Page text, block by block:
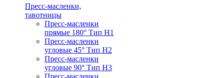
Пресс-масленки,
тавотницы
Пресс-масленки
прямые 180° Тип H1
Пресс-масленки
угловые 45° Тип H2
Пресс-масленки
угловые 90° Тип H3
Пресс-масленки